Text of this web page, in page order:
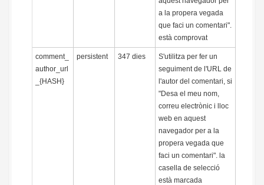
a la propera vegada
que faci un comentari".
està comprovat
comment_
author_url
_{HASH}
persistent 347 dies
S'utilitza per fer un
seguiment de l'URL de
l'autor del comentari, si
"Desa el meu nom,
correu electrònic i lloc
web en aquest
navegador per a la
propera vegada que
faci un comentari". la
casella de selecció
està marcada